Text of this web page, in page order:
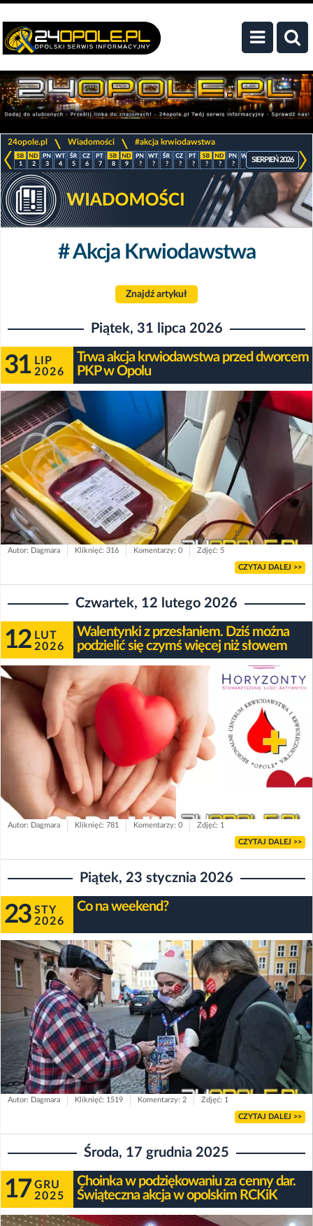
24opole.pl Wiadomości #akcja krwiodawstwa
1 2 3 4 5 6 7 8 9 ? ? ? ? ? ? ? ? ? ? ? ?
SIERPIEŃ 2026
# Akcja Krwiodawstwa
Znajdź artykuł
Piątek, 31 lipca 2026
31 LIP
2026
Trwa akcja krwiodawstwa przed dworcem
PKP w Opolu
Autor: Dagmara Kliknięć: 316 Komentarzy: 0 Zdjęć: 5
CZYTAJ DALEJ >>
Czwartek, 12 lutego 2026
12 LUT
2026
Walentynki z przesłaniem. Dziś można
podzielić się czymś więcej niż słowem
Autor: Dagmara Kliknięć: 781 Komentarzy: 0 Zdjęć: 1
CZYTAJ DALEJ >>
Piątek, 23 stycznia 2026
23 STY
2026
Co na weekend?
Autor: Dagmara Kliknięć: 1519 Komentarzy: 2 Zdjęć: 1
CZYTAJ DALEJ >>
Środa, 17 grudnia 2025
17 GRU
2025
Choinka w podziękowaniu za cenny dar.
Świąteczna akcja w opolskim RCKiK